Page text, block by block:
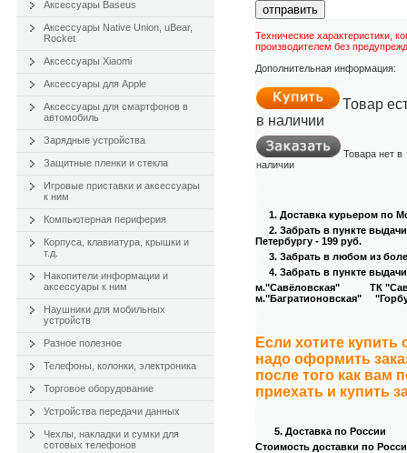
Аксессуары Baseus
Аксессуары Native Union, uBear,
Rocket
Аксессуары Xiaomi
Аксессуары для Apple
Аксессуары для смартфонов в
автомобиль
Зарядные устройства
Защитные пленки и стекла
Игровые приставки и аксессуары
к ним
Компьютерная периферия
Корпуса, клавиатура, крышки и
т.д.
Накопители информации и
аксессуары к ним
Наушники для мобильных
устройств
Разное полезное
Телефоны, колонки, электроника
Торговое оборудование
Устройства передачи данных
Чехлы, накладки и сумки для
сотовых телефонов
отправить
Технические характеристики,
производителем без
Дополнительная информация:
Товар
в наличии
Товара нет в
наличии
1. Доставка курьером по
2. Забрать в пункте
Петербургу - 199 руб.
3. Забрать в любом из
4. Забрать в пункте
м."Савёловская" ТК
м."Багратионовская"
Если хотите
надо оформить
после того как вам
приехать и купить
5. Доставка по России
Стоимость доставки по